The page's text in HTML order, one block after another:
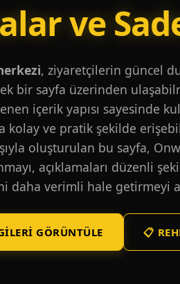
ve
, ziyaretçilerin güncel
bir sayfa üzerinden
içerik yapısı sayesinde
kolay ve pratik şekilde
oluşturulan bu sayfa,
açıklamaları düzenli
daha verimli hale getirmeyi
GÖRÜNTÜLE 📋